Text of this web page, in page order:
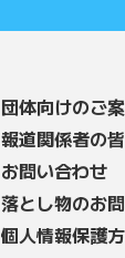
団体向けのご
報道関係者の
お問い合わせ
落とし物のお
個人情報保護